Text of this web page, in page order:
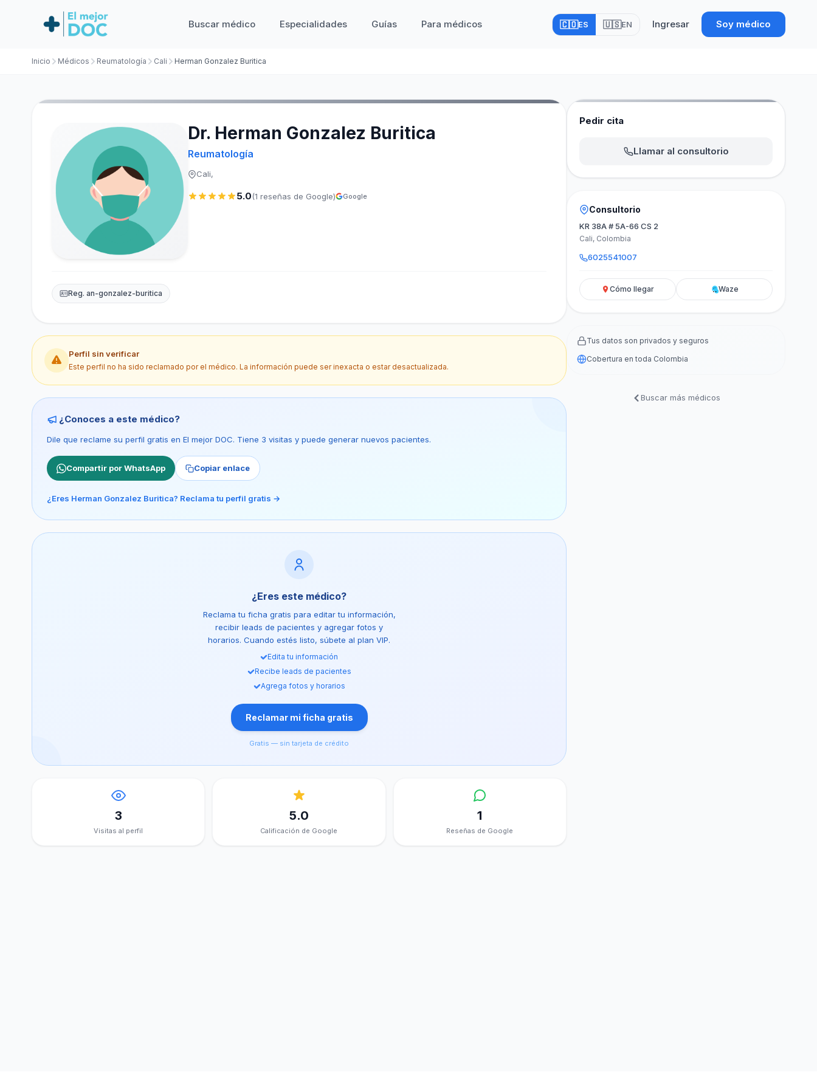
Buscar médico Especialidades Guías Para médicos 🇨🇴ES 🇺🇸EN Ingresar Soy médico
Inicio Médicos Reumatología Cali Herman Gonzalez Buritica
Dr. Herman Gonzalez Buritica
Reumatología
Cali,
5.0(1 reseñas de Google) Google
Reg. an-gonzalez-buritica
Perfil sin verificar
Este perfil no ha sido reclamado por el médico. La información puede ser inexacta o estar desactualizada.
¿Conoces a este médico?
Dile que reclame su perfil gratis en El mejor DOC. Tiene 3 visitas y puede generar nuevos pacientes.
Compartir por WhatsApp Copiar enlace
¿Eres Herman Gonzalez Buritica? Reclama tu perfil gratis →
¿Eres este médico?
Reclama tu ficha gratis para editar tu información,
recibir leads de pacientes y agregar fotos y
horarios. Cuando estés listo, súbete al plan VIP.
Edita tu información
Recibe leads de pacientes
Agrega fotos y horarios
Reclamar mi ficha gratis
Gratis — sin tarjeta de crédito
3
Visitas al perfil
5.0
Calificación de Google
1
Reseñas de Google
Pedir cita
Llamar al consultorio
Consultorio
KR 38A # 5A-66 CS 2
Cali, Colombia
6025541007
Cómo llegar Waze
Tus datos son privados y seguros
Cobertura en toda Colombia
Buscar más médicos